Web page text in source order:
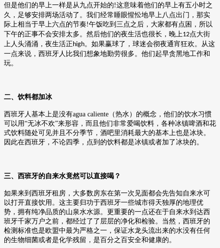
但是他们的早上一样是从九点开始的!这意味着他们的早上有五小时之
久，足够安排两场活动了。我们经常睡眼惺忪地早上八点出门，那实
际上相当于早上六点的节奏!午饭吃到三点之后，大家都有点困，所以
下午的正事不会安排太多。然后他们的夜生活也很长，晚上12点大街
上人头涌涌，夜生活正 high。如果赢球了，球迷会彻夜通宵狂欢。从这
一点来说，西班牙人比我们想象地勤劳很多。他们起早贪黑地工作和
玩。
二、饮料都加冰
西班牙人基本上是没有agua caliente （热水）的概念，他们的饮水习惯
可以用“无冰不欢”来形容，而且他们非常爱喝饮料，各种冰镇啤酒和花
式饮料随处可见并且不分季节，酒吧里消耗最大的基本上也是冰块。
因此在西班牙，不论四季，点到的饮料都是冰镇或者加了冰块的。
三、西班牙的自来水竟然可以直接喝？
如果来到西班牙租房，大多数房东在第一次见面都会先告知自来水可
以打开直接饮用。这主要归功于西班牙一些城市得天独厚的地理优
势，拥有纯净品质的山泉水水源。更重要的一点还在于自来水到达西
班牙千家万户之前，都经过了了层层的净化和检验。当然，西班牙的
检测标准也是欧盟中最为严格之一，保证水龙头流出来的水没有任何
的生物细菌或者是化学残留，是百分之百安全和健康的。